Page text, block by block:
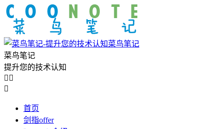
菜鸟笔记
菜鸟笔记
提升您的技术认知
 

首页
剑指offer